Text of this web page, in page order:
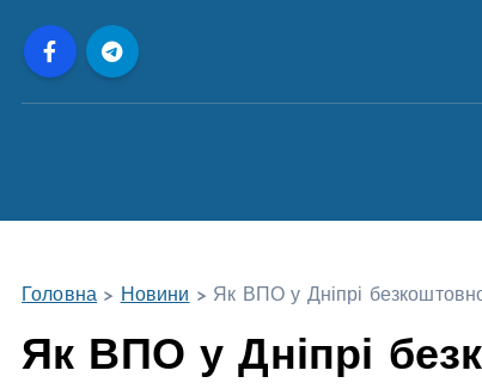
Головна > Новини > Як ВПО у Дніпрі
Як ВПО у Дніпрі